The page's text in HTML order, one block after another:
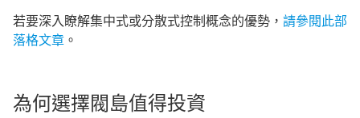
若要深入瞭解集中式或分散式控制概念的優勢， 請參閱此部
落格文章 。
為何選擇閥島值得投資